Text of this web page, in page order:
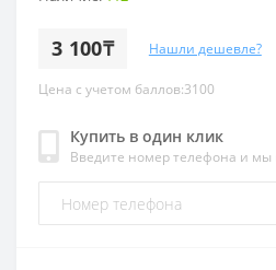
3 100₸ Нашли дешевле?
Цена с учетом баллов:3100
Купить в один клик
Введите номер телефона и мы